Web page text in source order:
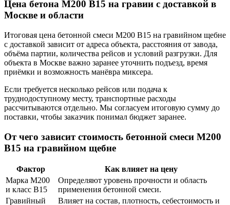
Цена бетона М200 В15 на гравии с доставкой в
Москве и области
Итоговая цена бетонной смеси М200 В15 на гравийном щебне
с доставкой зависит от адреса объекта, расстояния от завода,
объёма партии, количества рейсов и условий разгрузки. Для
объекта в Москве важно заранее уточнить подъезд, время
приёмки и возможность манёвра миксера.
Если требуется несколько рейсов или подача к
труднодоступному месту, транспортные расходы
рассчитываются отдельно. Мы согласуем итоговую сумму до
поставки, чтобы заказчик понимал бюджет заранее.
От чего зависит стоимость бетонной смеси М200
В15 на гравийном щебне
Фактор
Как влияет на цену
Марка М200
и класс В15
Определяют уровень прочности и область
применения бетонной смеси.
Гравийный
Влияет на состав, плотность, себестоимость и